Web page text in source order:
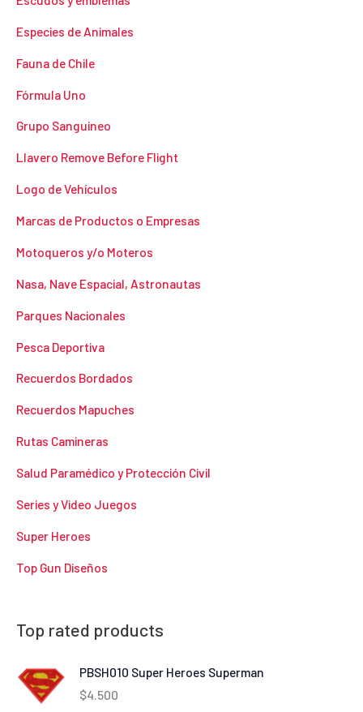
Especies de Animales
Fauna de Chile
Fórmula Uno
Grupo Sanguineo
Llavero Remove Before Flight
Logo de Vehículos
Marcas de Productos o Empresas
Motoqueros y/o Moteros
Nasa, Nave Espacial, Astronautas
Parques Nacionales
Pesca Deportiva
Recuerdos Bordados
Recuerdos Mapuches
Rutas Camineras
Salud Paramédico y Protección Civil
Series y Video Juegos
Super Heroes
Top Gun Diseños
Top rated products
PBSH010 Super Heroes Superman
$4.500